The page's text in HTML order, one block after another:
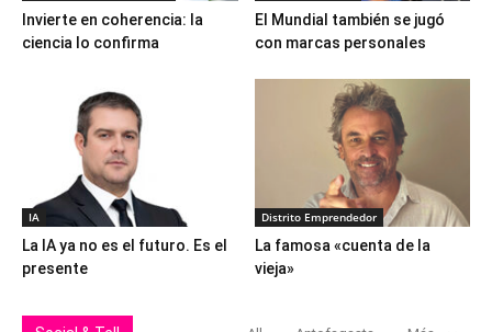
Invierte en coherencia: la
ciencia lo confirma
El Mundial también se jugó
con marcas personales
IA
La IA ya no es el futuro. Es el
presente
Distrito Emprendedor
La famosa «cuenta de la
vieja»